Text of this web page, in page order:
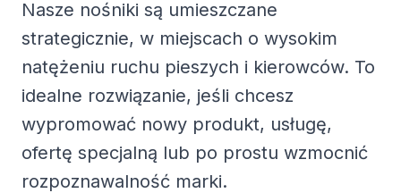
Nasze nośniki są umieszczane
strategicznie, w miejscach o wysokim
natężeniu ruchu pieszych i kierowców. To
idealne rozwiązanie, jeśli chcesz
wypromować nowy produkt, usługę,
ofertę specjalną lub po prostu wzmocnić
rozpoznawalność marki.